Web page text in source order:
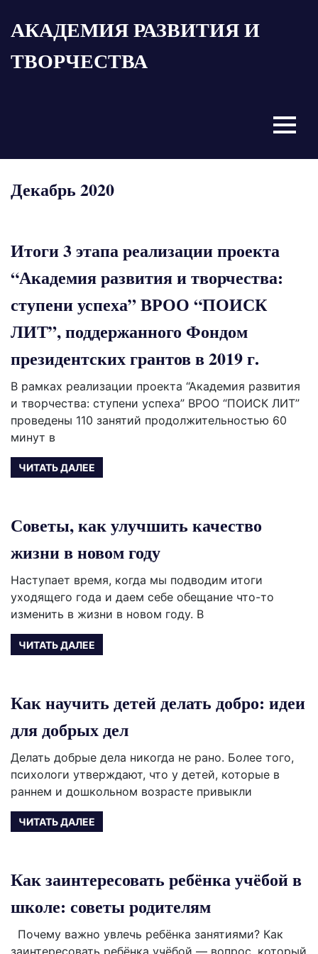
АКАДЕМИЯ РАЗВИТИЯ И
ТВОРЧЕСТВА
Menu
Декабрь 2020
Итоги 3 этапа реализации проекта
“Академия развития и творчества:
ступени успеха” ВРОО “ПОИСК
ЛИТ”, поддержанного Фондом
президентских грантов в 2019 г.
В рамках реализации проекта “Академия развития
и творчества: ступени успеха” ВРОО “ПОИСК ЛИТ”
проведены 110 занятий продолжительностью 60
минут в
ЧИТАТЬ ДАЛЕЕ
Советы, как улучшить качество
жизни в новом году
Наступает время, когда мы подводим итоги
уходящего года и даем себе обещание что-то
изменить в жизни в новом году. В
ЧИТАТЬ ДАЛЕЕ
Как научить детей делать добро: идеи
для добрых дел
Делать добрые дела никогда не рано. Более того,
психологи утверждают, что у детей, которые в
раннем и дошкольном возрасте привыкли
ЧИТАТЬ ДАЛЕЕ
Как заинтересовать ребёнка учёбой в
школе: советы родителям
Почему важно увлечь ребёнка занятиями? Как